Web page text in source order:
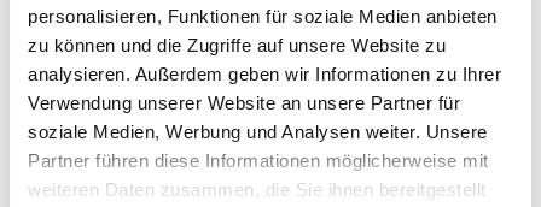
personalisieren, Funktionen für soziale Medien anbieten
zu können und die Zugriffe auf unsere Website zu
analysieren. Außerdem geben wir Informationen zu Ihrer
Verwendung unserer Website an unsere Partner für
soziale Medien, Werbung und Analysen weiter. Unsere
Partner führen diese Informationen möglicherweise mit
weiteren Daten zusammen, die Sie ihnen bereitgestellt
Testbullentochter (V: Indy von Inquirer) aus dem
Zuchtbetrieb Josef & Rainer Müller GbR,
Nettersheim.
Die nächste Auktion in Krefeld findet am Mittwoch,
20. Juni 2007, statt. Anmeldungen werden in Krefeld
bis spätestens dem 04. Juni 2007 entgegen